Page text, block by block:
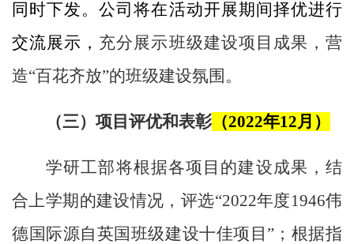
同时下发。公司将在活动开展期间择优进行
交流展示， 充分展示班级建设项目成果，营
造“百花齐放”的班级建设氛围。
（三）项目评优和表彰 （2022年12月）
学研工部将根据各项目的建设成果，结
合上学期的建设情况，评选“2022年度1946伟
德国际源自英国班级建设十佳项目”；根据指